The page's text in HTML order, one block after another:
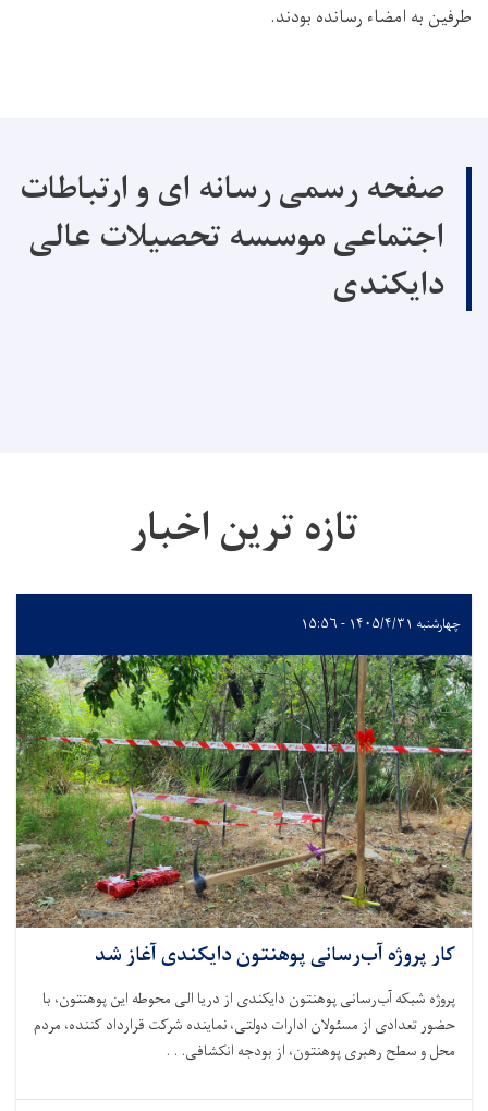
طرفین به امضاء رسانده بودند.
صفحه رسمی رسانه ای و ارتباطات
اجتماعی موسسه تحصیلات عالی
دایکندی
تازه ترین اخبار
چهارشنبه ۱۴۰۵/۴/۳۱ - ۱۵:۵۶
کار پروژه آب‌رسانی پوهنتون دایکندی آغاز شد
پروژه شبکه آب‌رسانی پوهنتون دایکندی از دریا الی محوطه این پوهنتون، با
حضور تعدادی از مسئولان ادارات دولتی، نماینده شرکت قرارداد کننده، مردم
محل و سطح رهبری پوهنتون، از بودجه انکشافی. . .